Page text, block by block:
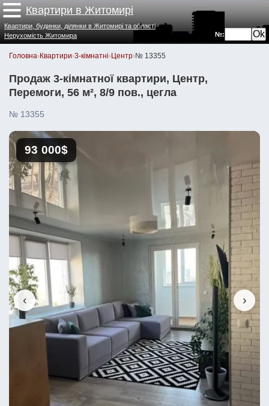
Квартири в Житомирі
№:
Квартири, будинки, ділянки в Житомирі та області
Нерухомість Житомира
Головна›Квартири›3-кімнатні›Центр›№ 13355
Продаж 3-кімнатної квартири, Центр,
Перемоги, 56 м², 8/9 пов., цегла
№ 13355
‹ ›
93 000$